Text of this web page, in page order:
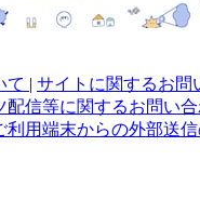
て | サイトに関するお問
配信等に関するお問い
利用端末からの外部送